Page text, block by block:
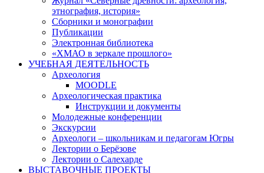
этнография, история»
Сборники и монографии
Публикации
Электронная библиотека
«ХМАО в зеркале прошлого»
УЧЕБНАЯ ДЕЯТЕЛЬНОСТЬ
Археология
MOODLE
Археологическая практика
Инструкции и документы
Молодежные конференции
Экскурсии
Археологи – школьникам и педагогам Югры
Лектории о Берёзове
Лектории о Салехарде
ВЫСТАВОЧНЫЕ ПРОЕКТЫ